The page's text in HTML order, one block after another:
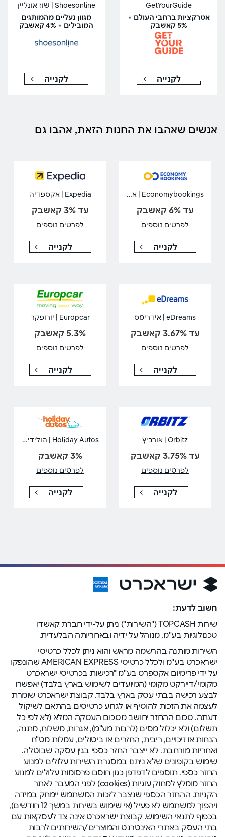
GetYourGuide
אטרקציות ברחבי העולם +
5% קאשבק
לקנייה
Shoesonline | שוז אונליין
מגוון נעליים מהמותגים
המובילים + 4% קאשבק
לקנייה
אנשים שאהבו את החנות הזאת, אהבו גם
Economybookings | אקונומי בוקינגס
עד 6% קאשבק
לפרטים נוספים
לקנייה
Expedia | אקספדיה
עד 3% קאשבק
לפרטים נוספים
לקנייה
eDreams | אידרימס
עד 3.67% קאשבק
לפרטים נוספים
לקנייה
Europcar | יורופקר
5.3% קאשבק
לפרטים נוספים
לקנייה
Orbitz | אורביץ
עד 3.75% קאשבק
לפרטים נוספים
לקנייה
Holiday Autos | הולידיי אוטוס
3% קאשבק
לפרטים נוספים
לקנייה
חשוב לדעת:
שירות TOPCASH ("השירות") ניתן על-ידי חברת קאשדו
טכנולוגיות בע"מ, מנוהל על ידיה ובאחריותה הבלעדית.
השירות מותנה בהרשמה מראש והוא ניתן לכלל כרטיסי
ישראכרט בע"מ ולכלל כרטיסי AMERICAN EXPRESS שהונפקו
על ידי פרימיום אקספרס בע"מ *רכישות בכרטיסי ישראכרט
מקומי/דיירקט מקומי (המיועדים לשימוש בארץ בלבד) יאפשרו
לבצע רכישה בבתי עסק בארץ בלבד. קבוצת ישראכרט שומרת
לעצמה את הזכות להוסיף או לגרוע כרטיסים בהתאם לשיקול
דעתה. סכום ההחזר יחושב מסכום העסקה המלא (לא לפי כל
תשלום) ולא יכלול מסים (לרבות מע"מ), אגרות, משלוח, מתנה,
הנחות או זיכויים, ריבית, החזרים או ביטולים, עמלות מט"ח
ואחריות מורחבת. לא ייצבר החזר כספי בגין עסקה שבוטלה.
שימוש בקופונים שלא ניתנו במסגרת השירות עלולים למנוע
החזר כספי. תוספים לדפדפן כגון חוסם פרסומות עלולים למנוע
החזר מומלץ למחוק עוגיות (cookies) לפני המעבר לאתר
הקניות. ההחזר הכספי שנצבר לזכות המשתמש יימחק במידה
ויהפוך למשתמש לא פעיל (אי שימוש בשירות במשך 12 חודשים),
בכפוף לתנאי השימוש. קבוצת ישראכרט אינה צד לעסקאות עם
בתי העסק באתרי האינטרנט והמוצרים/השירותים לרבות